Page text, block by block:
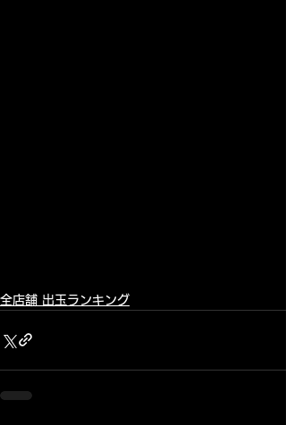
全店舗 出玉ランキング